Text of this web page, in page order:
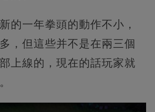
的一年拳頭的動作不小，
，但這些并不是在兩三個
上線的，現在的話玩家就